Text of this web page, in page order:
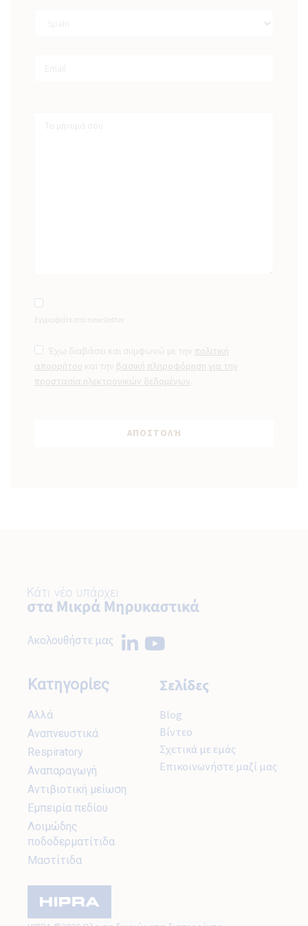
Εγγραφείτε στο newsletter
Έχω διαβάσει και συμφωνώ με την πολιτική
απορρήτου και την βασική πληροφόρηση για την
προστασία ηλεκτρονικών δεδομένων
Ακολουθήστε μας
Κατηγορίες
Aλλά
Aναπνευστικά
Respiratory
Αναπαραγωγή
Αντιβιοτική μείωση
Εμπειρία πεδίου
Λοιμώδης
ποδοδερματίτιδα
Μαστίτιδα
Σελίδες
Blog
Βίντεο
Σχετικά με εμάς
Επικοινωνήστε μαζί μας